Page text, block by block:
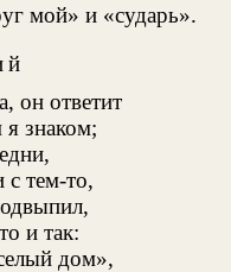
мой» и «сударь».
он ответит
знаком;
с тем-то,
и так:
дом»,